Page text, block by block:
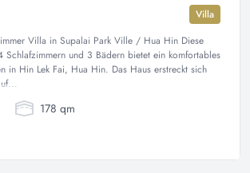
Villa
Villa in Supalai Park Ville / Hua Hin Diese
Schlafzimmern und 3 Bädern bietet ein komfortables
in Hin Lek Fai, Hua Hin. Das Haus erstreckt sich
178 qm